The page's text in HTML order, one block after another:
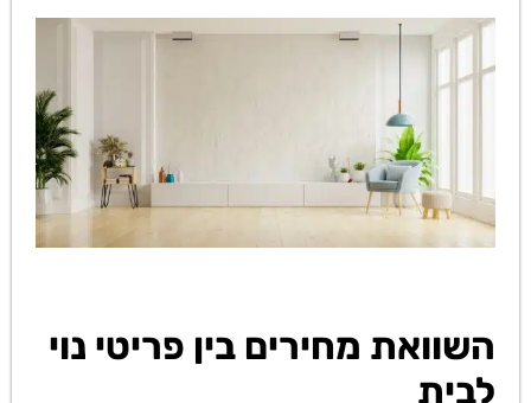
השוואת מחירים בין פריטי נוי
לבית